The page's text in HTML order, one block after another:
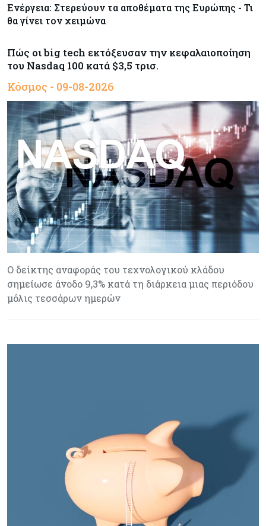
Ενέργεια: Στερεύουν τα αποθέματα της Ευρώπης - Τι
θα γίνει τον χειμώνα
Πώς οι big tech εκτόξευσαν την κεφαλαιοποίηση
του Nasdaq 100 κατά $3,5 τρισ.
Κόσμος - 09-08-2026
Ο δείκτης αναφοράς του τεχνολογικού κλάδου
σημείωσε άνοδο 9,3% κατά τη διάρκεια μιας περιόδου
μόλις τεσσάρων ημερών